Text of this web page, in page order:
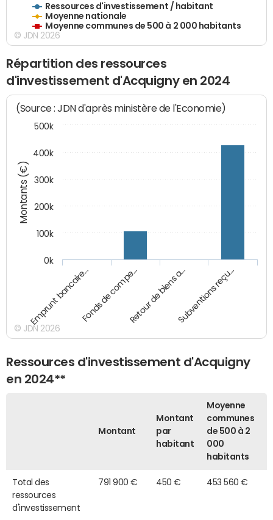
Ressources d'investissement / habitant
Moyenne nationale
Moyenne communes de 500 à 2 000 habitants
© JDN 2026
Répartition des ressources
d'investissement d'Acquigny en 2024
Montants (€)
(Source : JDN d'après ministère de l'Economie)
Emprunt bancaire…Fonds de compe…Retour de biens a…Subventions reçu…
0k
100k
200k
300k
400k
500k
© JDN 2026
Ressources d'investissement d'Acquigny
en 2024**
Montant
Montant
par
habitant
Moyenne
communes
de 500 à 2
000
habitants
Total des
ressources
d'investissement
791 900 € 450 € 453 560 €